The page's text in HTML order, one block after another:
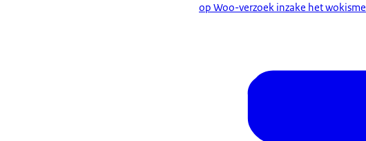
op Woo-verzoek inzake het wokisme